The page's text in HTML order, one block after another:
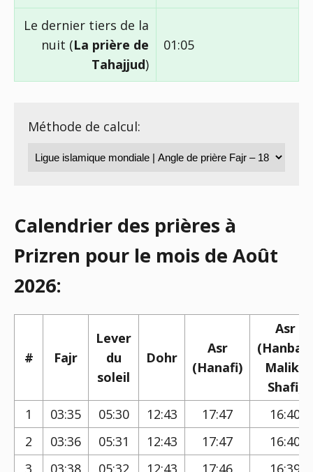
Le dernier tiers de la
nuit (La prière de
Tahajjud)
01:05
Méthode de calcul:
Calendrier des prières à
Prizren pour le mois de Août
2026:
# Fajr
Lever
du
soleil
Dohr
Asr
(Hanafi)
Asr
(Hanbali,
Maliki,
Shafi)
1
03:35 05:30 12:43 17:47
16:40
2
03:36 05:31 12:43 17:47
16:40
3
03:38 05:32 12:43 17:46 16:39